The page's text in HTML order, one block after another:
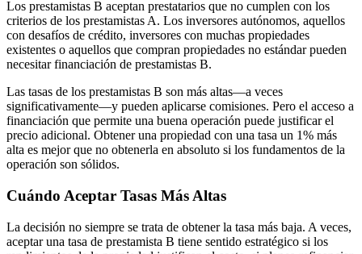
Los prestamistas B aceptan prestatarios que no cumplen con los
criterios de los prestamistas A. Los inversores autónomos, aquellos
con desafíos de crédito, inversores con muchas propiedades
existentes o aquellos que compran propiedades no estándar pueden
necesitar financiación de prestamistas B.
Las tasas de los prestamistas B son más altas—a veces
significativamente—y pueden aplicarse comisiones. Pero el acceso a
financiación que permite una buena operación puede justificar el
precio adicional. Obtener una propiedad con una tasa un 1% más
alta es mejor que no obtenerla en absoluto si los fundamentos de la
operación son sólidos.
Cuándo Aceptar Tasas Más Altas
La decisión no siempre se trata de obtener la tasa más baja. A veces,
aceptar una tasa de prestamista B tiene sentido estratégico si los